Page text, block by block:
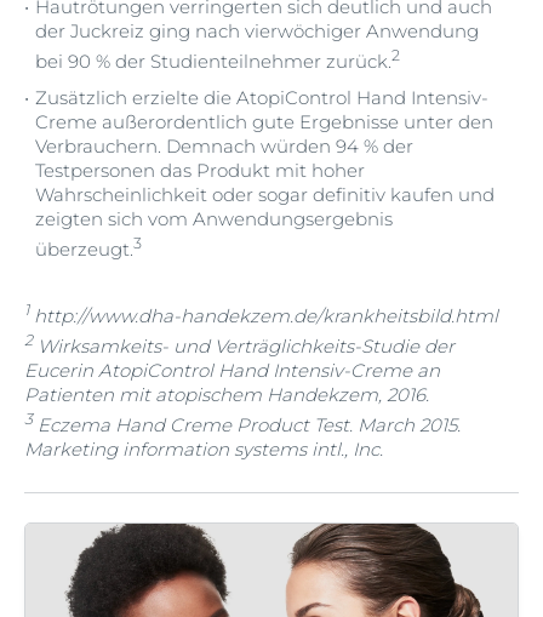
Hautrötungen verringerten sich deutlich und auch
der Juckreiz ging nach vierwöchiger Anwendung
bei 90 % der Studienteilnehmer zurück.2
Zusätzlich erzielte die AtopiControl Hand Intensiv-
Creme außerordentlich gute Ergebnisse unter den
Verbrauchern. Demnach würden 94 % der
Testpersonen das Produkt mit hoher
Wahrscheinlichkeit oder sogar definitiv kaufen und
zeigten sich vom Anwendungsergebnis
überzeugt.3
1http://www.dha-handekzem.de/krankheitsbild.html
2Wirksamkeits- und Verträglichkeits-Studie der
Eucerin AtopiControl Hand Intensiv-Creme an
Patienten mit atopischem Handekzem, 2016.
3 Eczema Hand Creme Product Test. March 2015.
Marketing information systems intl., Inc.